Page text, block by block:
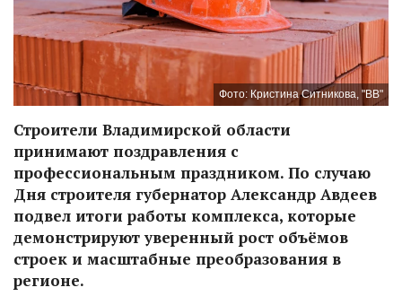
Фото: Кристина Ситникова, "ВВ"
Строители Владимирской области
принимают поздравления с
профессиональным праздником. По случаю
Дня строителя губернатор Александр Авдеев
подвел итоги работы комплекса, которые
демонстрируют уверенный рост объёмов
строек и масштабные преобразования в
регионе.